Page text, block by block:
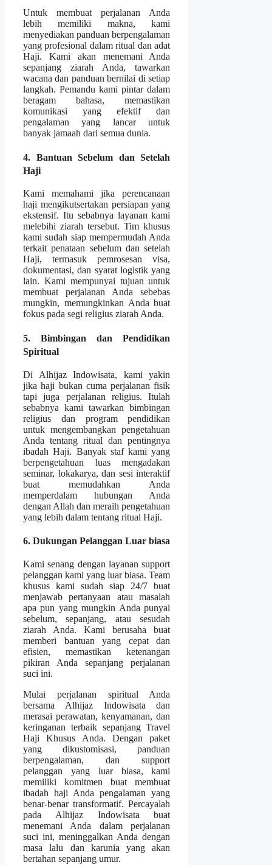
Untuk membuat perjalanan Anda
lebih memiliki makna, kami
menyediakan panduan berpengalaman
yang profesional dalam ritual dan adat
Haji. Kami akan menemani Anda
sepanjang ziarah Anda, tawarkan
wacana dan panduan bernilai di setiap
langkah. Pemandu kami pintar dalam
beragam bahasa, memastikan
komunikasi yang efektif dan
pengalaman yang lancar untuk
banyak jamaah dari semua dunia.
4. Bantuan Sebelum dan Setelah
Haji
Kami memahami jika perencanaan
haji mengikutsertakan persiapan yang
ekstensif. Itu sebabnya layanan kami
melebihi ziarah tersebut. Tim khusus
kami sudah siap mempermudah Anda
terkait penataan sebelum dan setelah
Haji, termasuk pemrosesan visa,
dokumentasi, dan syarat logistik yang
lain. Kami mempunyai tujuan untuk
membuat perjalanan Anda sebebas
mungkin, memungkinkan Anda buat
fokus pada segi religius ziarah Anda.
5. Bimbingan dan Pendidikan
Spiritual
Di Alhijaz Indowisata, kami yakin
jika haji bukan cuma perjalanan fisik
tapi juga perjalanan religius. Itulah
sebabnya kami tawarkan bimbingan
religius dan program pendidikan
untuk mengembangkan pengetahuan
Anda tentang ritual dan pentingnya
ibadah Haji. Banyak staf kami yang
berpengetahuan luas mengadakan
seminar, lokakarya, dan sesi interaktif
buat memudahkan Anda
memperdalam hubungan Anda
dengan Allah dan meraih pengetahuan
yang lebih dalam tentang ritual Haji.
6. Dukungan Pelanggan Luar biasa
Kami senang dengan layanan support
pelanggan kami yang luar biasa. Team
khusus kami sudah siap 24/7 buat
menjawab pertanyaan atau masalah
apa pun yang mungkin Anda punyai
sebelum, sepanjang, atau sesudah
ziarah Anda. Kami berusaha buat
memberi bantuan yang cepat dan
efisien, memastikan ketenangan
pikiran Anda sepanjang perjalanan
suci ini.
Mulai perjalanan spiritual Anda
bersama Alhijaz Indowisata dan
merasai perawatan, kenyamanan, dan
keringanan terbaik sepanjang Travel
Haji Khusus Anda. Dengan paket
yang dikustomisasi, panduan
berpengalaman, dan support
pelanggan yang luar biasa, kami
memiliki komitmen buat membuat
ibadah haji Anda pengalaman yang
benar-benar transformatif. Percayalah
pada Alhijaz Indowisata buat
menemani Anda dalam perjalanan
suci ini, meninggalkan Anda dengan
masa lalu dan karunia yang akan
bertahan sepanjang umur.